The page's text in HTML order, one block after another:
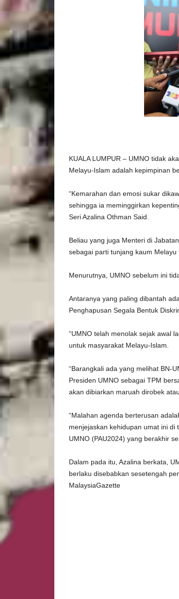
KUALA LUMPUR – UMNO tidak
Melayu-Islam adalah kepimpinan
“Kemarahan dan emosi sukar
sehingga ia meminggirkan
Seri Azalina Othman Said.
Beliau yang juga Menteri di
sebagai parti tunjang kaum
Menurutnya, UMNO sebelum ini
Antaranya yang paling dibantah
Penghapusan Segala Bentuk
“UMNO telah menolak sejak awal
untuk masyarakat Melayu-Islam.
“Barangkali ada yang melihat BN-
Presiden UMNO sebagai TPM
akan dibiarkan maruah dirobek
“Malahan agenda berterusan
menjejaskan kehidupan umat ini di
UMNO (PAU2024) yang berakhir
Dalam pada itu, Azalina berkata,
berlaku disebabkan sesetengah
MalaysiaGazette